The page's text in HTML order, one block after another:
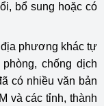
bổ sung hoặc có
phương khác tự
chống dịch
có nhiều văn bản
và các tỉnh, thành